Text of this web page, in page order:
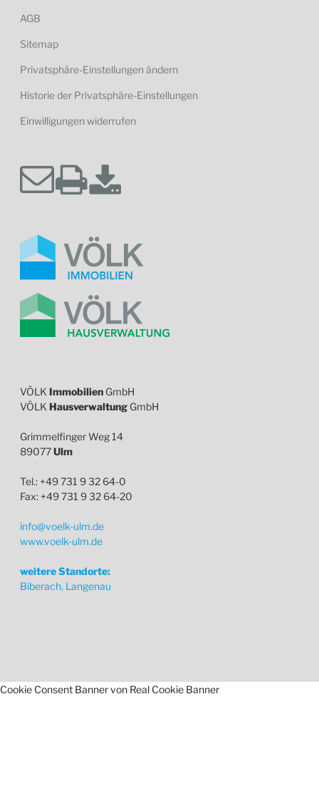
AGB
Sitemap
Privatsphäre-Einstellungen ändern
Historie der Privatsphäre-Einstellungen
Einwilligungen widerrufen
VÖLK Immobilien GmbH
VÖLK Hausverwaltung GmbH
Grimmelfinger Weg 14
89077Ulm
Tel.: +49 731 9 32 64-0
Fax: +49 731 9 32 64-20
info@voelk-ulm.de
www.voelk-ulm.de
weitere Standorte:
Biberach, Langenau
Cookie Consent Banner von Real Cookie Banner